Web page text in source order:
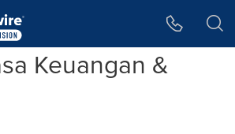
Keuangan &